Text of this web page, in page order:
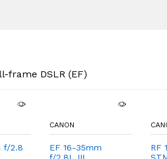
frame DSLR (EF)
f/2.8
CANON
EF 16-35mm
RF